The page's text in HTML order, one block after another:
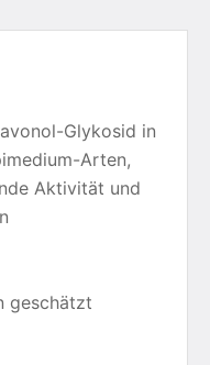
Glykosid in
Arten,
Aktivität und
geschätzt